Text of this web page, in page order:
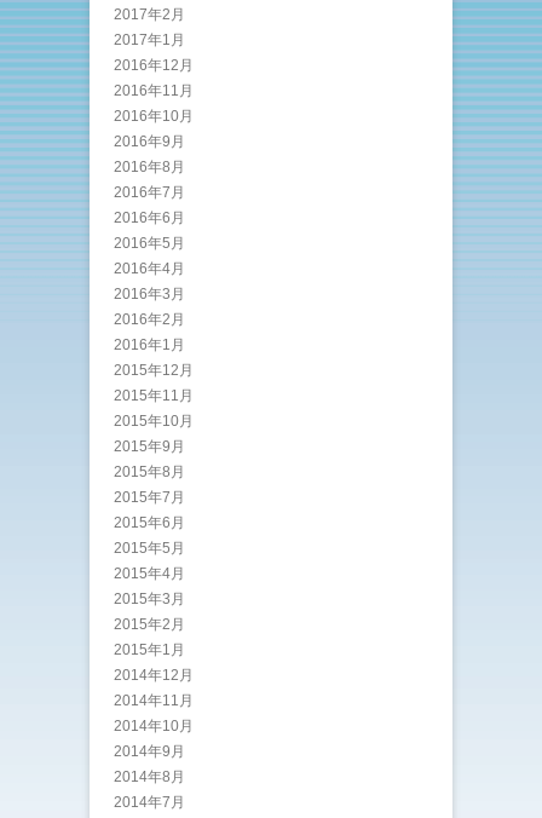
2017年2月
2017年1月
2016年12月
2016年11月
2016年10月
2016年9月
2016年8月
2016年7月
2016年6月
2016年5月
2016年4月
2016年3月
2016年2月
2016年1月
2015年12月
2015年11月
2015年10月
2015年9月
2015年8月
2015年7月
2015年6月
2015年5月
2015年4月
2015年3月
2015年2月
2015年1月
2014年12月
2014年11月
2014年10月
2014年9月
2014年8月
2014年7月